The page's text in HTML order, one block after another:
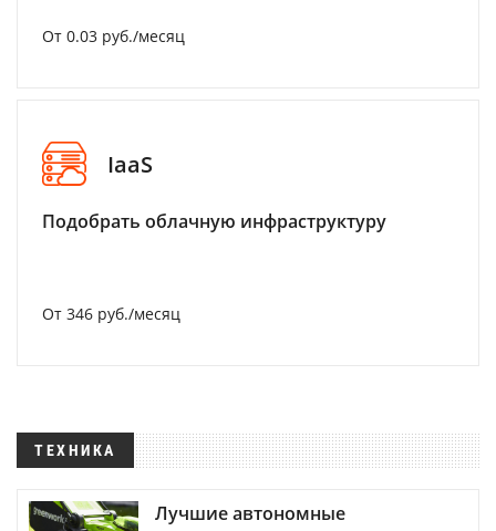
От 0.03 руб./месяц
IaaS
Подобрать облачную инфраструктуру
От 346 руб./месяц
ТЕХНИКА
Лучшие автономные